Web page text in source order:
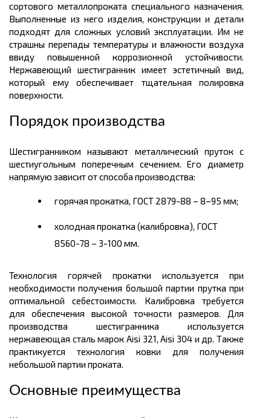
сортового металлопроката специального назначения.
Выполненные из него изделия, конструкции и детали
подходят для сложных условий эксплуатации. Им не
страшны перепады температуры и влажности воздуха
ввиду повышенной коррозионной устойчивости.
Нержавеющий шестигранник имеет эстетичный вид,
который ему обеспечивает тщательная полировка
поверхности.
Порядок производства
Шестигранником называют металлический пруток с
шестиугольным поперечным сечением. Его диаметр
напрямую зависит от способа производства:
горячая прокатка, ГОСТ 2879-88 – 8–95 мм;
холодная прокатка (калибровка), ГОСТ
8560-78 – 3-100 мм.
Технология горячей прокатки используется при
необходимости получения большой партии прутка при
оптимальной себестоимости. Калибровка требуется
для обеспечения высокой точности размеров. Для
производства шестигранника используется
нержавеющая сталь марок Aisi 321,Aisi 304 и др. Также
практикуется технология ковки для получения
небольшой партии проката.
Основные преимущества